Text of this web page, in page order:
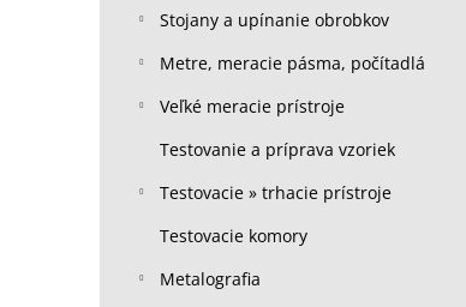
Stojany a upínanie obrobkov
Metre, meracie pásma, počítadlá
Veľké meracie prístroje
Testovanie a príprava vzoriek
Testovacie » trhacie prístroje
Testovacie komory
Metalografia